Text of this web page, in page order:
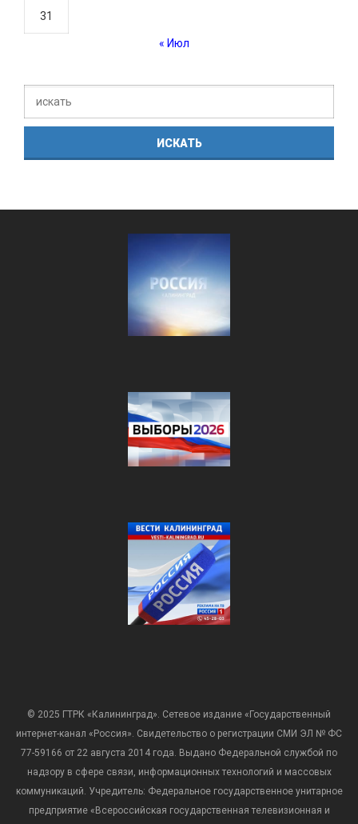
31
« Июл
© 2025 ГТРК «Калининград». Сетевое издание «Государственный
интернет-канал «Россия». Свидетельство о регистрации СМИ ЭЛ № ФС
77-59166 от 22 августа 2014 года. Выдано Федеральной службой по
надзору в сфере связи, информационных технологий и массовых
коммуникаций. Учредитель: Федеральное государственное унитарное
предприятие «Всероссийская государственная телевизионная и